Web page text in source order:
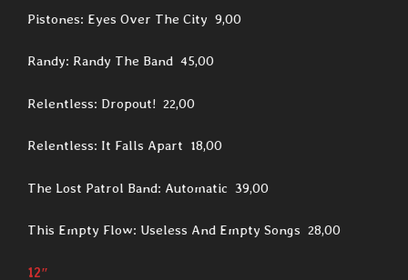
Pistones: Eyes Over The City 9,00
Randy: Randy The Band 45,00
Relentless: Dropout! 22,00
Relentless: It Falls Apart 18,00
The Lost Patrol Band: Automatic 39,00
This Empty Flow: Useless And Empty Songs 28,00
12″